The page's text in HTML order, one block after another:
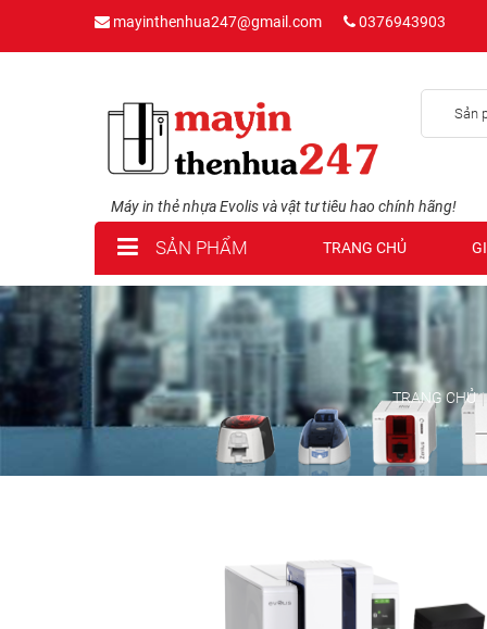
mayinthenhua247@gmail.com 0376943903
Sản
Máy in thẻ nhựa Evolis và vật tư tiêu hao chính hãng!
SẢN PHẨM TRANG CHỦ
TRANG CHỦ